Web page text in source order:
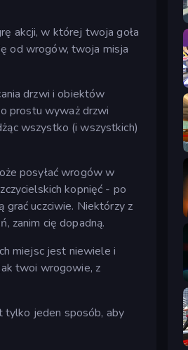
akcji, w której twoja goła
od wrogów, twoja misja
drzwi i obiektów
prostu wyważ drzwi
wszystko (i wszystkich)
posyłać wrogów w
kopnięć - po
grać uczciwie. Niektórzy z
zanim cię dopadną.
miejsc jest niewiele i
twoi wrogowie, z
tylko jeden sposób, aby